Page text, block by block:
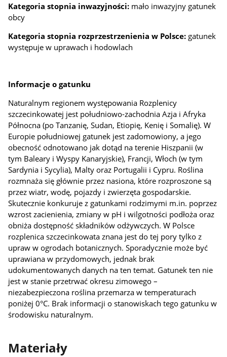
Kategoria stopnia inwazyjności: mało inwazyjny gatunek
obcy
Kategoria stopnia rozprzestrzenienia w Polsce: gatunek
występuje w uprawach i hodowlach
Informacje o gatunku
Naturalnym regionem występowania Rozplenicy
szczecinkowatej jest południowo-zachodnia Azja i Afryka
Północna (po Tanzanię, Sudan, Etiopię, Kenię i Somalię). W
Europie południowej gatunek jest zadomowiony, a jego
obecność odnotowano jak dotąd na terenie Hiszpanii (w
tym Baleary i Wyspy Kanaryjskie), Francji, Włoch (w tym
Sardynia i Sycylia), Malty oraz Portugalii i Cypru. Roślina
rozmnaża się głównie przez nasiona, które rozproszone są
przez wiatr, wodę, pojazdy i zwierzęta gospodarskie.
Skutecznie konkuruje z gatunkami rodzimymi m.in. poprzez
wzrost zacienienia, zmiany w pH i wilgotności podłoża oraz
obniża dostępność składników odżywczych. W Polsce
rozplenica szczecinkowata znana jest do tej pory tylko z
upraw w ogrodach botanicznych. Sporadycznie może być
uprawiana w przydomowych, jednak brak
udokumentowanych danych na ten temat. Gatunek ten nie
jest w stanie przetrwać okresu zimowego –
niezabezpieczona roślina przemarza w temperaturach
poniżej 0°C. Brak informacji o stanowiskach tego gatunku w
środowisku naturalnym.
Materiały